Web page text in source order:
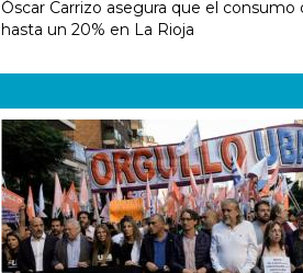
Óscar Carrizo asegura que el consumo
hasta un 20% en La Rioja